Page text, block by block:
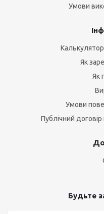
Умови
Як
Як
Умови
Публічний
Будьте